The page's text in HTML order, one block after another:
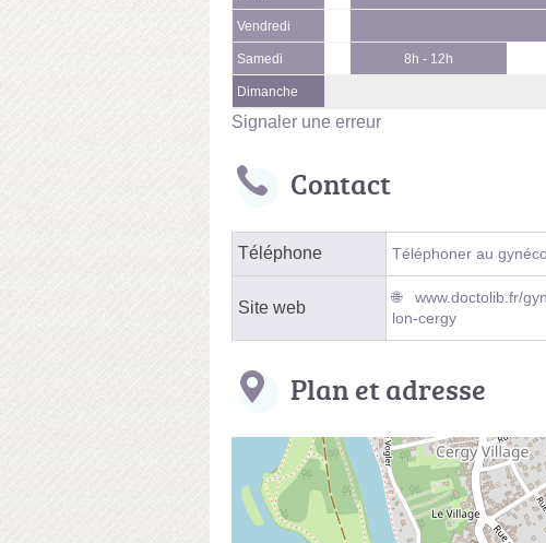
Vendredi
Samedi 8h - 12h
Dimanche
Signaler une erreur
Contact
Téléphone Téléphoner au
Site web
www.doctolib.fr/
lon-cergy
Plan et adresse